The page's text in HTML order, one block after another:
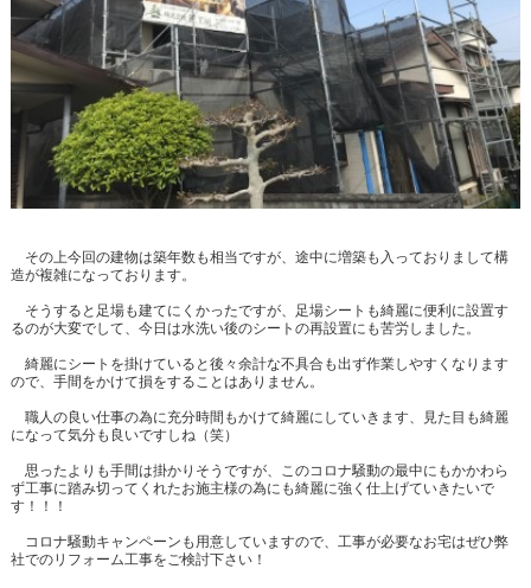
その上今回の建物は築年数も相当ですが、途中に増築も入っておりまして構
造が複雑になっております。
そうすると足場も建てにくかったですが、足場シートも綺麗に便利に設置す
るのが大変でして、今日は水洗い後のシートの再設置にも苦労しました。
綺麗にシートを掛けていると後々余計な不具合も出ず作業しやすくなります
ので、手間をかけて損をすることはありません。
職人の良い仕事の為に充分時間もかけて綺麗にしていきます、見た目も綺麗
になって気分も良いですしね（笑）
思ったよりも手間は掛かりそうですが、このコロナ騒動の最中にもかかわら
ず工事に踏み切ってくれたお施主様の為にも綺麗に強く仕上げていきたいで
す！！！
コロナ騒動キャンペーンも用意していますので、工事が必要なお宅はぜひ弊
社でのリフォーム工事をご検討下さい！